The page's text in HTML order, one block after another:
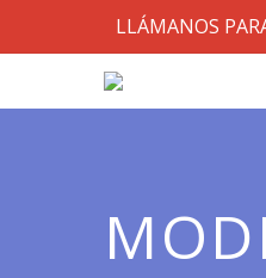
LLÁMANOS